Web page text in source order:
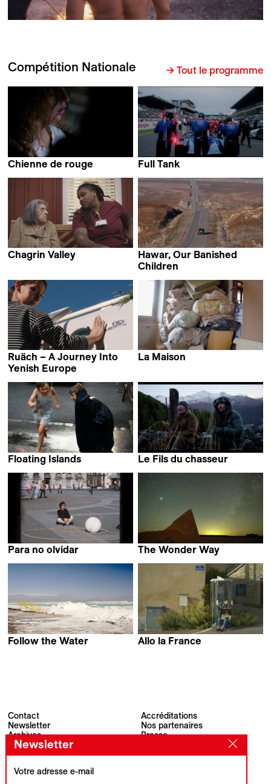
Compétition Nationale → Tout le programme
Chienne de rouge
Full Tank
Julia Bünter
Chagrin Valley
Hawar, Our Banished
Children
Ruäch – A Journey Into
Yenish Europe
Guy Fässler
La Maison
Floating Islands
Simone Fürbringer
Le Fils du chasseur
Para no olvidar
The Wonder Way
Follow the Water
Allo la France
Contact
Newsletter
Archives
Accréditations
Nos partenaires
Presse
Visions du Réel
CH–1260 Nyon
Newsletter
Votre adresse e-mail